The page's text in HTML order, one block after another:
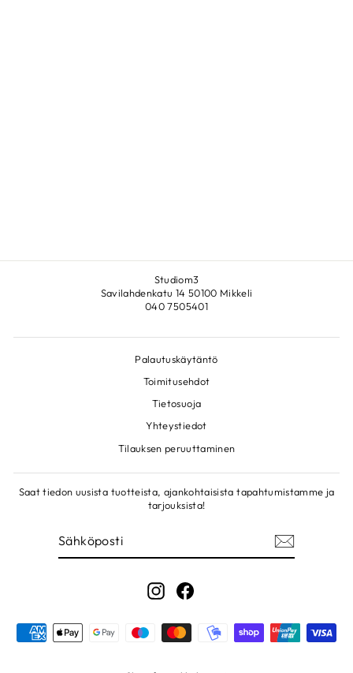
Studiom3
Savilahdenkatu 14 50100 Mikkeli
040 7505401
Palautuskäytäntö
Toimitusehdot
Tietosuoja
Yhteystiedot
Tilauksen peruuttaminen
Saat tiedon uusista tuotteista, ajankohtaisista tapahtumistamme ja
tarjouksista!
InstagramFacebook